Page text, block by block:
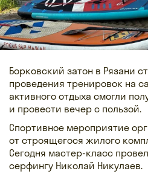
Борковский затон в Рязани
проведения тренировок на
активного отдыха смогли
и провести вечер с пользой.
Спортивное мероприятие
от строящегося жилого
Сегодня мастер-класс
серфингу Николай Никулаев.